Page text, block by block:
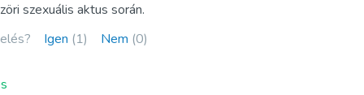
szexuális aktus során.
Igen (1) Nem (0)